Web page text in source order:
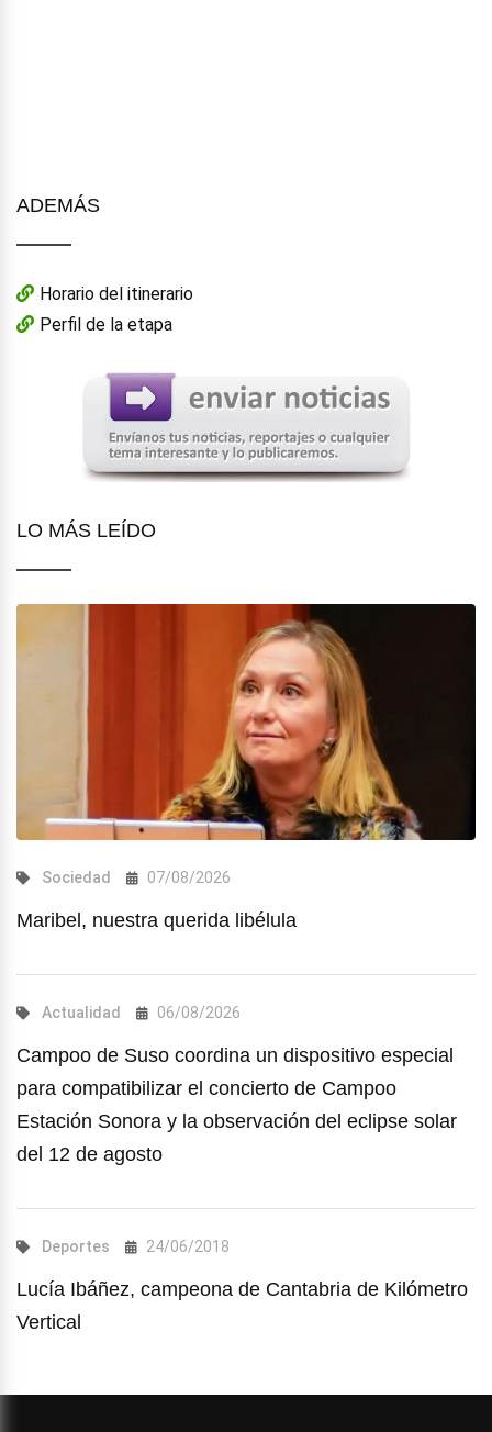
ADEMÁS
Horario del itinerario
Perfil de la etapa
LO MÁS LEÍDO
Sociedad 07/08/2026
Maribel, nuestra querida libélula
Actualidad 06/08/2026
Campoo de Suso coordina un dispositivo especial
para compatibilizar el concierto de Campoo
Estación Sonora y la observación del eclipse solar
del 12 de agosto
Deportes 24/06/2018
Lucía Ibáñez, campeona de Cantabria de Kilómetro
Vertical